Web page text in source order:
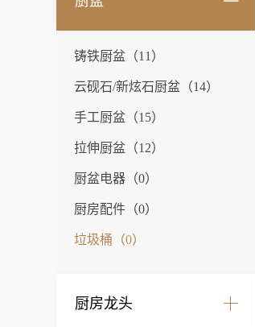
铸铁厨盆（11）
云砚石/新炫石厨盆（14）
手工厨盆（15）
拉伸厨盆（12）
厨盆电器（0）
厨房配件（0）
垃圾桶（0）
厨房龙头